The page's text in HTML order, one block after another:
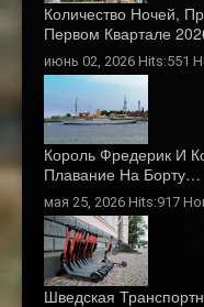
Количество Ночей,
Первом Квартале
июнь 02, 2026 Hits:551
Король Фредерик И
Плавание На Борту…
мая 25, 2026 Hits:917
Шведская